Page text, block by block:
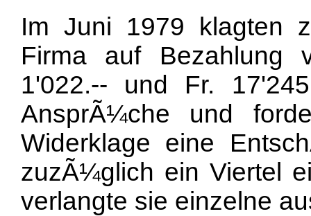
Im Juni 1979 klagten
Firma auf Bezahlung
1'022.-- und Fr.
AnsprÃ¼che und
Widerklage eine
zuzÃ¼glich ein Viertel
verlangte sie einzelne